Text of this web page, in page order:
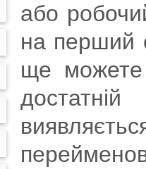
або
на перший
ще можете